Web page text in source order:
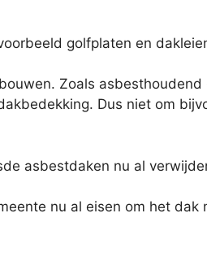
golfplaten en
Zoals
Dus niet om
asbestdaken nu al
nu al eisen om het dak